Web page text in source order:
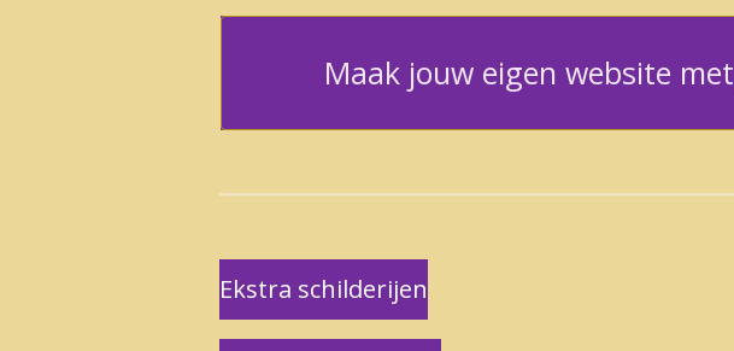
Maak jouw eigen website met
Ekstra schilderijen